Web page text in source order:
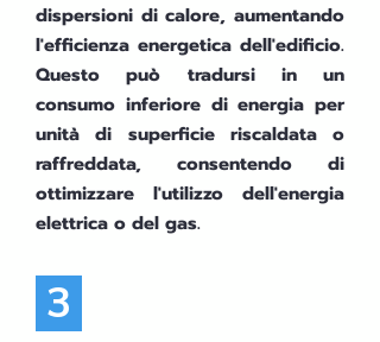
dispersioni di calore, aumentando
l'efficienza energetica dell'edificio.
Questo può tradursi in un
consumo inferiore di energia per
unità di superficie riscaldata o
raffreddata, consentendo di
ottimizzare l'utilizzo dell'energia
elettrica o del gas.
3